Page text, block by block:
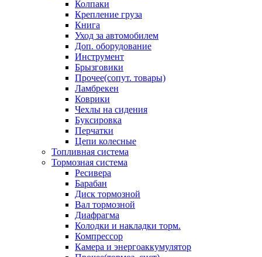
Колпаки
Крепление груза
Книга
Уход за автомобилем
Доп. оборудование
Инструмент
Брызговики
Прочее(сопут. товары)
Ламбрекен
Коврики
Чехлы на сидения
Буксировка
Перчатки
Цепи колесные
Топливная система
Тормозная система
Ресивера
Барабан
Диск тормозной
Вал тормозной
Диафрагма
Колодки и накладки торм.
Компрессор
Камера и энергоаккумулятор